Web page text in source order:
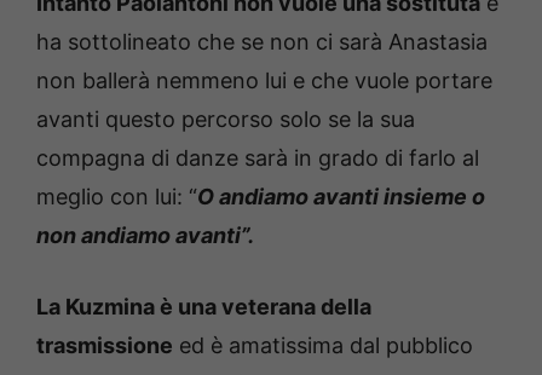
ha sottolineato che se non ci sarà Anastasia
non ballerà nemmeno lui e che vuole portare
avanti questo percorso solo se la sua
compagna di danze sarà in grado di farlo al
meglio con lui: “O andiamo avanti insieme o
non andiamo avanti”.
La Kuzmina è una veterana della
trasmissione ed è amatissima dal pubblico